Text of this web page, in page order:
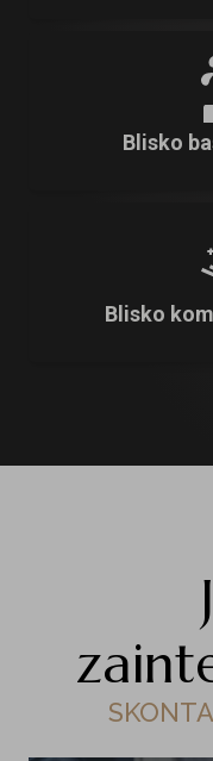
Blisko
Blisko